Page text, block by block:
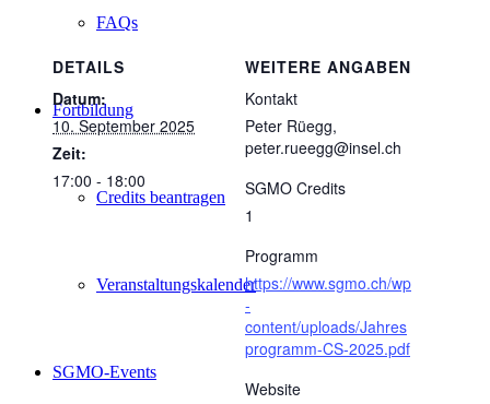
FAQs
Fortbildung
Credits beantragen
Veranstaltungskalender
SGMO-Events
DETAILS
Datum:
10. September 2025
Zeit:
17:00 - 18:00
WEITERE ANGABEN
Kontakt
Peter Rüegg,
peter.rueegg@insel.ch
SGMO Credits
1
Programm
https://www.sgmo.ch/wp
-
content/uploads/Jahres
programm-CS-2025.pdf
Website